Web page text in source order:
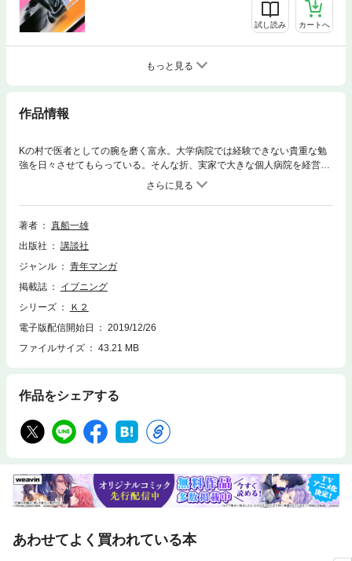
試し読み カートへ
もっと見る
作品情報
Kの村で医者としての腕を磨く富永。大学病院では経験できない貴重な勉
強を日々させてもらっている。そんな折、実家で大きな個人病院を経営す
る父が倒れたとの一報が富永に届く。病名は脳腫瘍。無理に手術すれば手
足に重大な後遺症が残る可能性がある部位の為、病院長である父は手術を
拒否していた。Kの元を去って病院を継ぐ覚悟の上で、手術に臨もうとす
る富永に、Kは「覚醒下手術を行う。執刀はおまえだ」と告げ……！?
著者
真船一雄
出版社
講談社
ジャンル
青年マンガ
掲載誌
イブニング
シリーズ
Ｋ２
電子版配信開始日
2019/12/26
ファイルサイズ
43.21 MB
作品をシェアする
あわせてよく買われている本